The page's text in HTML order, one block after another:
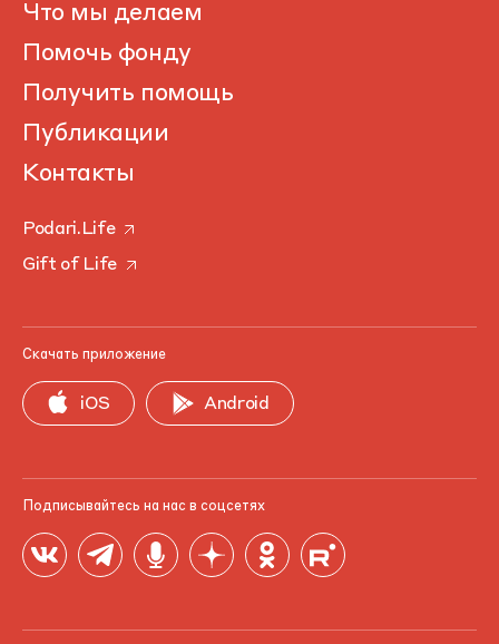
Что мы делаем
Помочь фонду
Получить помощь
Публикации
Контакты
Podari.Life
Gift of Life
Скачать приложение
iOS Android
Подписывайтесь на нас в соцсетях